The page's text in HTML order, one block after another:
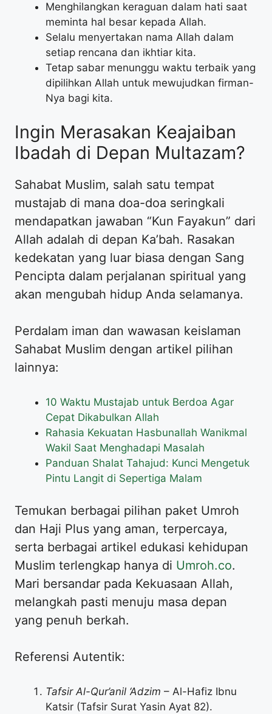
Menghilangkan keraguan dalam hati saat
meminta hal besar kepada Allah.
Selalu menyertakan nama Allah dalam
setiap rencana dan ikhtiar kita.
Tetap sabar menunggu waktu terbaik yang
dipilihkan Allah untuk mewujudkan firman-
Nya bagi kita.
Ingin Merasakan Keajaiban
Ibadah di Depan Multazam?
Sahabat Muslim, salah satu tempat
mustajab di mana doa-doa seringkali
mendapatkan jawaban “Kun Fayakun” dari
Allah adalah di depan Ka’bah. Rasakan
kedekatan yang luar biasa dengan Sang
Pencipta dalam perjalanan spiritual yang
akan mengubah hidup Anda selamanya.
Perdalam iman dan wawasan keislaman
Sahabat Muslim dengan artikel pilihan
lainnya:
10 Waktu Mustajab untuk Berdoa Agar
Cepat Dikabulkan Allah
Rahasia Kekuatan Hasbunallah Wanikmal
Wakil Saat Menghadapi Masalah
Panduan Shalat Tahajud: Kunci Mengetuk
Pintu Langit di Sepertiga Malam
Temukan berbagai pilihan paket Umroh
dan Haji Plus yang aman, terpercaya,
serta berbagai artikel edukasi kehidupan
Muslim terlengkap hanya di Umroh.co.
Mari bersandar pada Kekuasaan Allah,
melangkah pasti menuju masa depan
yang penuh berkah.
Referensi Autentik:
Tafsir Al-Qur’anil ‘Adzim – Al-Hafiz Ibnu
Katsir (Tafsir Surat Yasin Ayat 82).